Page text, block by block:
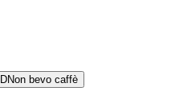
DNon bevo caffè